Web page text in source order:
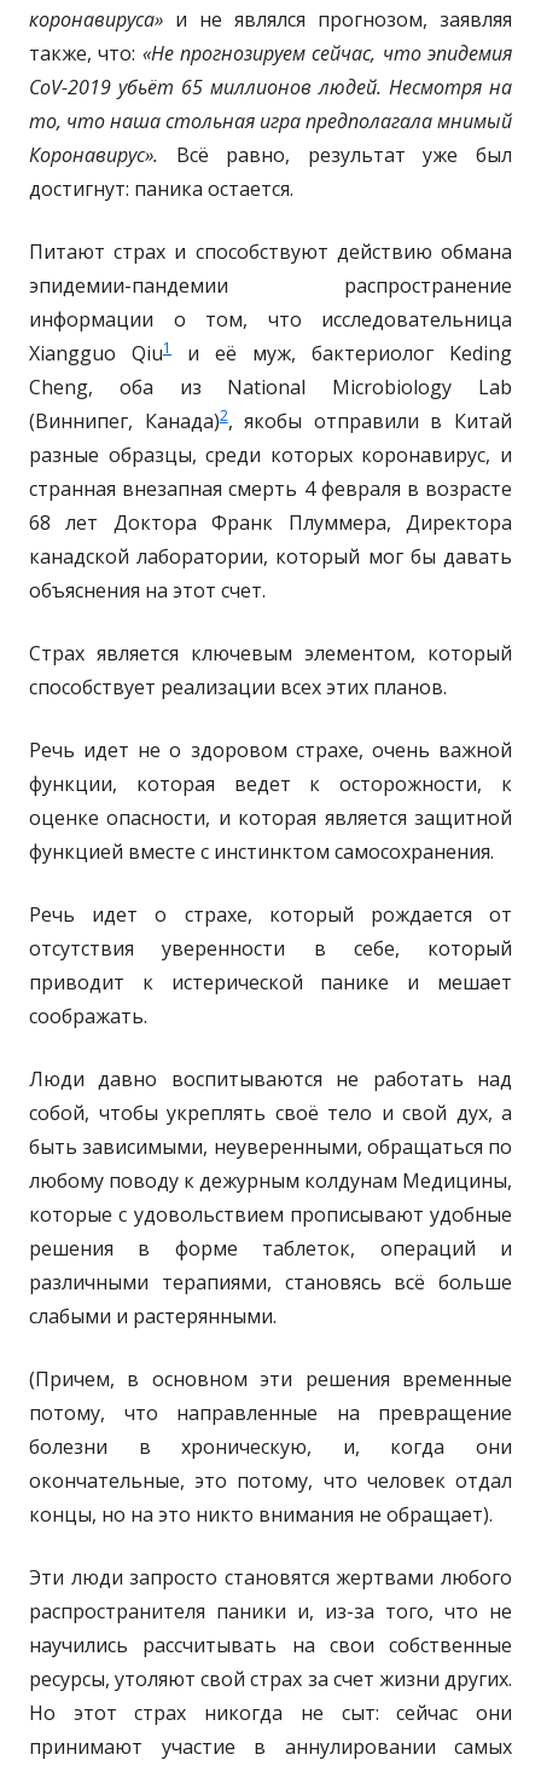
коронавируса» и не являлся прогнозом, заявляя
также, что: «Не прогнозируем сейчас, что эпидемия
CoV-2019 убьёт 65 миллионов людей. Несмотря на
то, что наша стольная игра предполагала мнимый
Коронавирус». Всё равно, результат уже был
достигнут: паника остается.
Питают страх и способствуют действию обмана
эпидемии-пандемии распространение
информации о том, что исследовательница
Xiangguo Qiu1
и её муж, бактериолог Keding
Cheng, оба из National Microbiology Lab
(Виннипег, Канада)2, якобы отправили в Китай
разные образцы, среди которых коронавирус, и
странная внезапная смерть 4 февраля в возрасте
68 лет Доктора Франк Плуммера, Директора
канадской лаборатории, который мог бы давать
объяснения на этот счет.
Страх является ключевым элементом, который
способствует реализации всех этих планов.
Речь идет не о здоровом страхе, очень важной
функции, которая ведет к осторожности, к
оценке опасности, и которая является защитной
функцией вместе с инстинктом самосохранения.
Речь идет о страхе, который рождается от
отсутствия уверенности в себе, который
приводит к истерической панике и мешает
соображать.
Люди давно воспитываются не работать над
собой, чтобы укреплять своё тело и свой дух, а
быть зависимыми, неуверенными, обращаться по
любому поводу к дежурным колдунам Медицины,
которые с удовольствием прописывают удобные
решения в форме таблеток, операций и
различными терапиями, становясь всё больше
слабыми и растерянными.
(Причем, в основном эти решения временные
потому, что направленные на превращение
болезни в хроническую, и, когда они
окончательные, это потому, что человек отдал
концы, но на это никто внимания не обращает).
Эти люди запросто становятся жертвами любого
распространителя паники и, из-за того, что не
научились рассчитывать на свои собственные
ресурсы, утоляют свой страх за счет жизни других.
Но этот страх никогда не сыт: сейчас они
принимают участие в аннулировании самых